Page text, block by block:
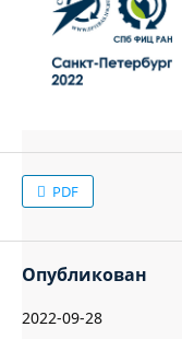
PDF
Опубликован
2022-09-28